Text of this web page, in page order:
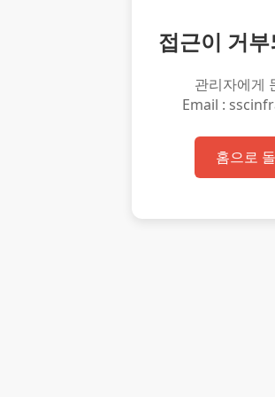
접근이 거
관리자에게
Email :
홈으로